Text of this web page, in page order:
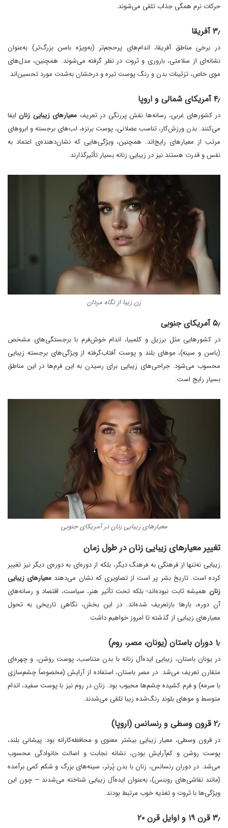
حرکات نرم همگی جذاب تلقی می‌شوند.
۳٫ آفریقا
در برخی مناطق آفریقا، اندام‌های پرحجم‌تر (به‌ویژه باسن بزرگ‌تر) به‌عنوان
نشانه‌ای از سلامتی، باروری و ثروت در نظر گرفته می‌شوند. همچنین، مدل‌های
موی خاص، تزئینات بدن و رنگ پوست تیره و درخشان به‌شدت مورد تحسین‌اند.
۴٫ آمریکای شمالی و اروپا
در کشورهای غربی، رسانه‌ها نقش پررنگی در تعریف معیارهای زیبایی زنانایفا
می‌کنند. بدن ورزش‌کار، تناسب عضلانی، پوست برنزه، لب‌های برجسته و ابروهای
مرتب از معیارهای رایج‌اند. همچنین، ویژگی‌هایی که نشان‌دهنده‌ی اعتماد به
نفس و قدرت هستند نیز در زیبایی زنانه بسیار تأثیرگذارند.
زن زیبا از نگاه مردان
۵٫ آمریکای جنوبی
در کشورهایی مثل برزیل و کلمبیا، اندام خوش‌فرم با برجستگی‌های مشخص
(باسن و سینه)، موهای بلند و پوست آفتاب‌گرفته از ویژگی‌های برجسته زیبایی
محسوب می‌شود. جراحی‌های زیبایی برای رسیدن به این فرم‌ها در این مناطق
بسیار رایج است.
معیارهای زیبایی زنان در آمریکای جنوبی
تغییر معیارهای زیبایی زنان در طول زمان
زیبایی نه‌تنها از فرهنگی به فرهنگ دیگر، بلکه از دوره‌ای به دوره‌ی دیگر نیز تغییر
کرده است. تاریخ بشر پر است از تصاویری که نشان می‌دهند معیارهای زیبایی
زنان همیشه ثابت نبوده‌اند؛ بلکه تحت تأثیر هنر، سیاست، اقتصاد و رسانه‌های
آن دوره، بارها بازتعریف شده‌اند. در این بخش، نگاهی تاریخی به تحول
معیارهای زیبایی از گذشته تا امروز خواهیم داشت.
۱٫ دوران باستان (یونان، مصر، روم)
در یونان باستان، زیبایی ایده‌آل زنانه با بدن متناسب، پوست روشن، و چهره‌ای
متقارن تعریف می‌شد. در مصر باستان، استفاده از آرایش (مخصوصاً چشم‌سازی
با سرمه) و فرم کشیده چشم‌ها محبوب بود. زنان در روم نیز با پوست سفید، اندام
متوسط و موهای بلوند رنگ‌شده زیبا تلقی می‌شدند.
۲٫ قرون وسطی و رنسانس (اروپا)
در قرون وسطی، معیار زیبایی بیشتر معنوی و محافظه‌کارانه بود: پیشانی بلند،
پوست روشن و کم‌آرایش بودن، نشانه نجابت و اصالت خانوادگی محسوب
می‌شد. در دوران رنسانس، زنان با بدن پُرتر، سینه‌های بزرگ و شکم کمی برآمده
(مانند نقاشی‌های روبنس)، به‌عنوان ایده‌آل زیبایی شناخته می‌شدند — چون این
ویژگی‌ها با ثروت و تغذیه خوب مرتبط بودند.
۳٫ قرن ۱۹ و اوایل قرن ۲۰